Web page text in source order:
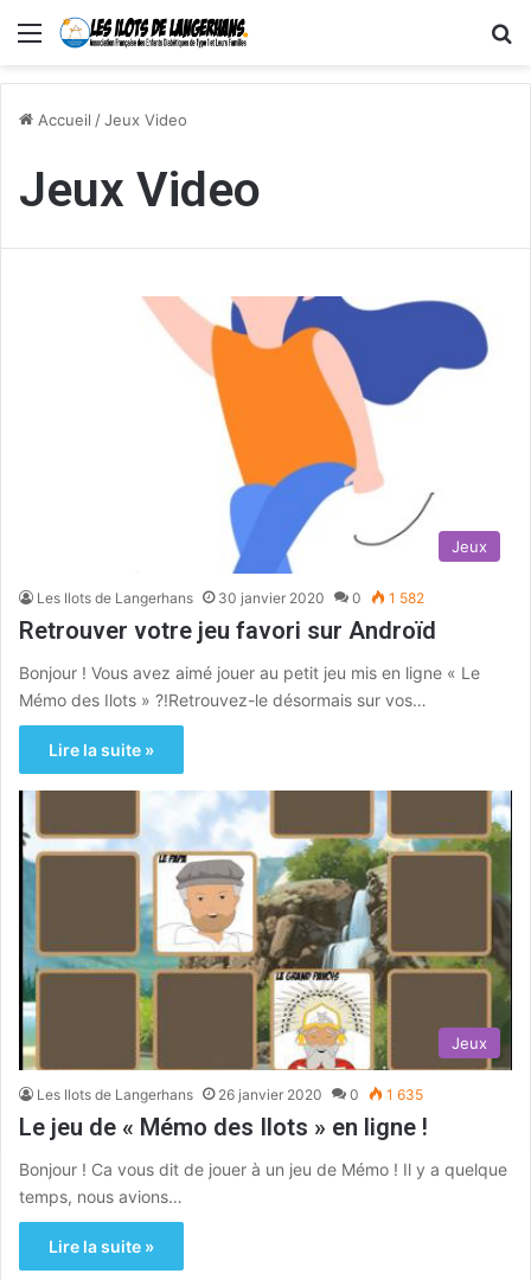
Menu
Accueil /Jeux Video
Jeux Video
Jeux
Les Ilots de Langerhans 30 janvier 2020 0 1 582
Retrouver votre jeu favori sur Androïd
Bonjour ! Vous avez aimé jouer au petit jeu mis en ligne « Le
Mémo des Ilots » ?!Retrouvez-le désormais sur vos…
Lire la suite »
Jeux
Les Ilots de Langerhans 26 janvier 2020 0 1 635
Le jeu de « Mémo des Ilots » en ligne !
Bonjour ! Ca vous dit de jouer à un jeu de Mémo ! Il y a quelque
temps, nous avions…
Lire la suite »